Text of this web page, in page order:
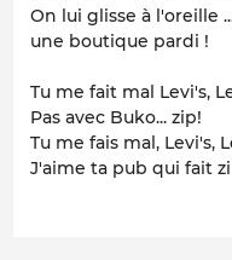
On lui glisse à l'oreille
une boutique pardi !
Tu me fait mal Levi's,
Pas avec Buko... zip!
Tu me fais mal, Levi's,
J'aime ta pub qui fait